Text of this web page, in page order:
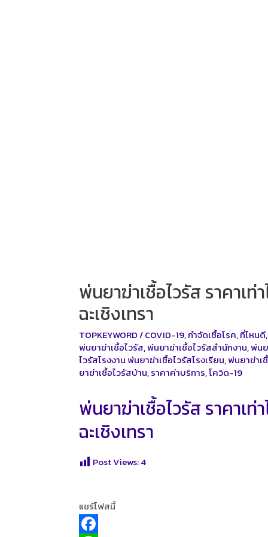
พ่นยาฆ่าเชื้อไวรัส ราคาเ
ฉะเชิงเทรา
TOPKEYWORD/COVID-19,กำจัดเชื้อโรค,ที่ไหนดี,
พ่นยาฆ่าเชื้อไวรัส,พ่นยาฆ่าเชื้อไวรัสสำนักงาน,พ่น
ไวรัสโรงงาน พ่นยาฆ่าเชื้อไวรัสโรงเรียน,พ่นยาฆ่าเ
ยาฆ่าเชื้อไวรัสบ้าน,ราคาค่าบริการ,โควิด-19
พ่นยาฆ่าเชื้อไวรัส ราคาเ
ฉะเชิงเทรา
Post Views:4
แชร์โฟสนี้